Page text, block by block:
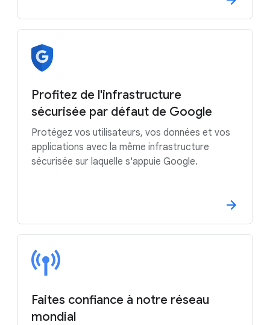
Profitez de l'infrastructure
sécurisée par défaut de Google
Protégez vos utilisateurs, vos données et vos
applications avec la même infrastructure
sécurisée sur laquelle s'appuie Google.
Faites confiance à notre réseau
mondial